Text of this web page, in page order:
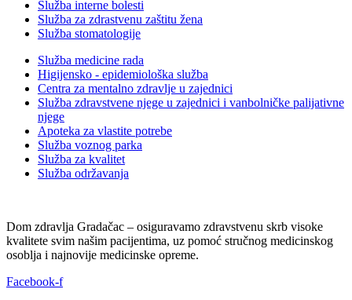
Služba interne bolesti
Služba za zdrastvenu zaštitu žena
Služba stomatologije
Služba medicine rada
Higijensko - epidemiološka služba
Centra za mentalno zdravlje u zajednici
Služba zdravstvene njege u zajednici i vanbolničke palijativne
njege
Apoteka za vlastite potrebe
Služba voznog parka
Služba za kvalitet
Služba održavanja
Dom zdravlja Gradačac – osiguravamo zdravstvenu skrb visoke
kvalitete svim našim pacijentima, uz pomoć stručnog medicinskog
osoblja i najnovije medicinske opreme.
Facebook-f